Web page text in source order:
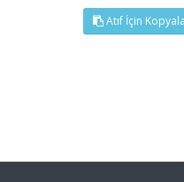
Atıf İçin Kopyala